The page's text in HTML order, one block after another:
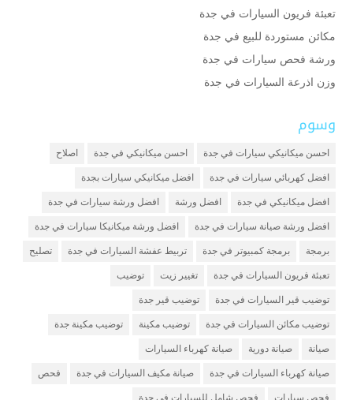
تعبئة فريون السيارات في جدة
مكائن مستوردة للبيع في جدة
ورشة فحص سيارات في جدة
وزن اذرعة السيارات في جدة
وسوم
احسن ميكانيكي سيارات في جدة احسن ميكانيكي في جدة اصلاح
افضل كهربائي سيارات في جدة افضل ميكانيكي سيارات بجدة
افضل ميكانيكي في جدة افضل ورشة افضل ورشة سيارات في جدة
افضل ورشة صيانة سيارات في جدة افضل ورشة ميكانيكا سيارات في جدة
برمجة برمجة كمبيوتر في جدة تربيط عفشة السيارات في جدة تصليح
تعبئة فريون السيارات في جدة تغيير زيت توضيب
توضيب قير السيارات في جدة توضيب قير جدة
توضيب مكائن السيارات في جدة توضيب مكينة توضيب مكينة جدة
صيانة صيانة دورية صيانة كهرباء السيارات
صيانة كهرباء السيارات في جدة صيانة مكيف السيارات في جدة فحص
فحص سيارات فحص شامل للسيارات في جدة